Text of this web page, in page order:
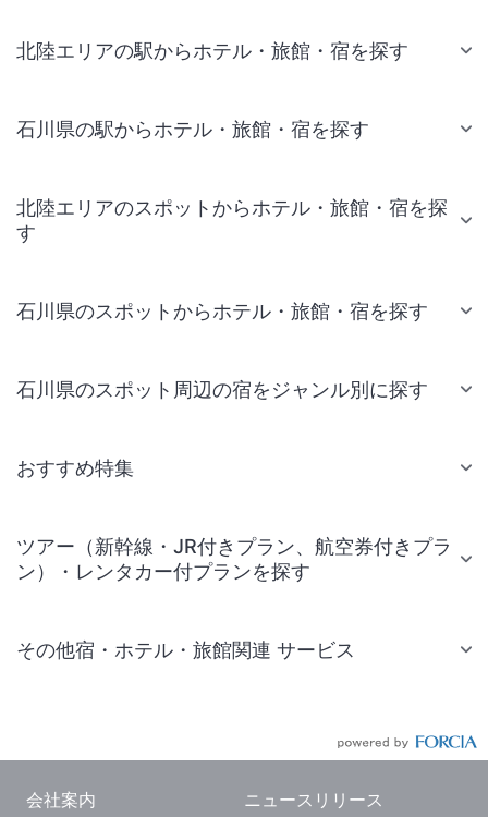
北陸エリアの駅からホテル・旅館・宿を探す
石川県の駅からホテル・旅館・宿を探す
北陸エリアのスポットからホテル・旅館・宿を探
す
石川県のスポットからホテル・旅館・宿を探す
石川県のスポット周辺の宿をジャンル別に探す
おすすめ特集
ツアー（新幹線・JR付きプラン、航空券付きプラ
ン）・レンタカー付プランを探す
その他宿・ホテル・旅館関連 サービス
会社案内 ニュースリリース